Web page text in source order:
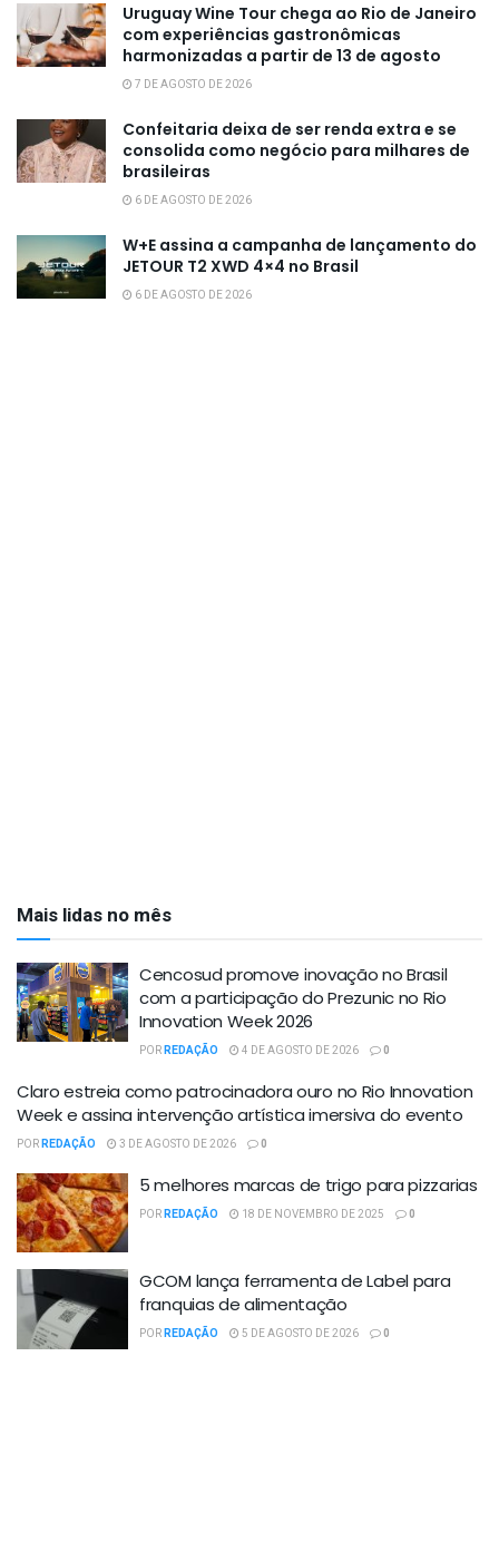
Uruguay Wine Tour chega ao Rio de Janeiro
com experiências gastronômicas
harmonizadas a partir de 13 de agosto
7 DE AGOSTO DE 2026
Confeitaria deixa de ser renda extra e se
consolida como negócio para milhares de
brasileiras
6 DE AGOSTO DE 2026
W+E assina a campanha de lançamento do
JETOUR T2 XWD 4×4 no Brasil
6 DE AGOSTO DE 2026
Mais lidas no mês
Cencosud promove inovação no Brasil
com a participação do Prezunic no Rio
Innovation Week 2026
PORREDAÇÃO 4 DE AGOSTO DE 2026 0
Claro estreia como patrocinadora ouro no Rio Innovation
Week e assina intervenção artística imersiva do evento
PORREDAÇÃO 3 DE AGOSTO DE 2026 0
5 melhores marcas de trigo para pizzarias
PORREDAÇÃO 18 DE NOVEMBRO DE 2025 0
GCOM lança ferramenta de Label para
franquias de alimentação
PORREDAÇÃO 5 DE AGOSTO DE 2026 0